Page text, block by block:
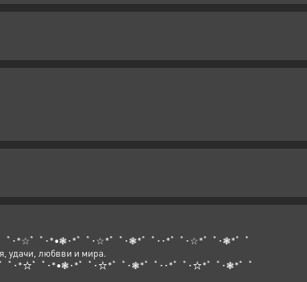
･*☆゜ﾟ･*•❃･*゜ﾟ･☆*゜ﾟ･❃*゜ﾟ･･*゜ﾟ･☆*゜ﾟ･❃*゜ﾟ
удачи, любвви и мира.
ﾟ･*☆゜ﾟ･*•❃･*゜ﾟ･☆*゜ﾟ･❃*゜ﾟ･･*゜ﾟ･☆*゜ﾟ･❃*゜ﾟ